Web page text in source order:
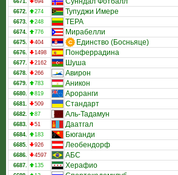
6671. 694
6672. 274 Тупуджи Имере
6673. 248 ТЕРА
6674. 776 Мирабелли
6675. 404 Единство (Босньяце)
6676. 1498 Понферрадина
6677. 2162 Шуша
6678. 266 Авирон
6679. 783 Аникон
6680. 819 Ароранги
6681. 509 Стандарт
6682. 87 Аль-Тадамун
6683. 51 Даатгал
6684. 183 Бюганди
6685. 926 Леобендорф
6686. 4597 АБС
6687. 135 Херафио